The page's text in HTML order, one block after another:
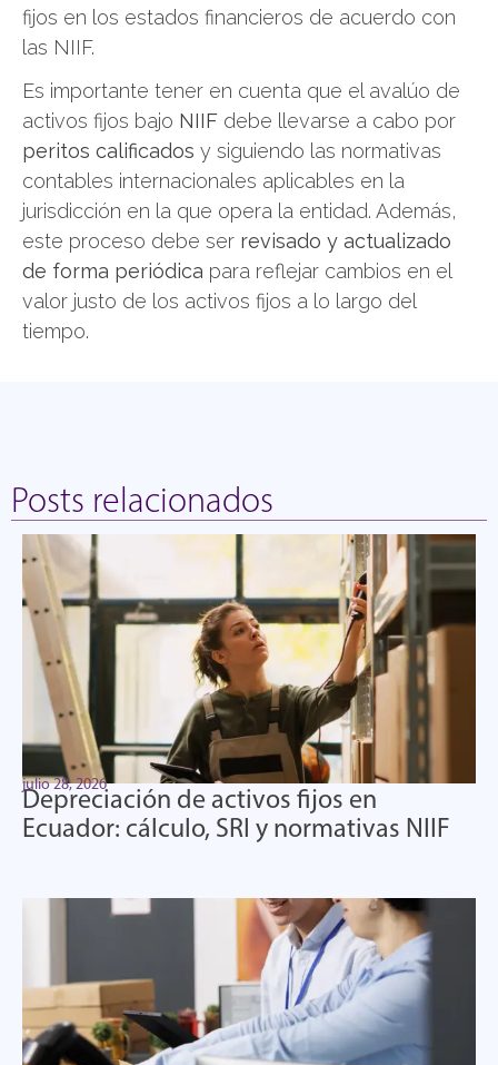
fijos en los estados financieros de acuerdo con
las NIIF.
Es importante tener en cuenta que el avalúo de
activos fijos bajo NIIF debe llevarse a cabo por
peritos calificados y siguiendo las normativas
contables internacionales aplicables en la
jurisdicción en la que opera la entidad. Además,
este proceso debe ser revisado y actualizado
de forma periódica para reflejar cambios en el
valor justo de los activos fijos a lo largo del
tiempo.
Posts relacionados
julio 28, 2026
Depreciación de activos fijos en
Ecuador: cálculo, SRI y normativas NIIF